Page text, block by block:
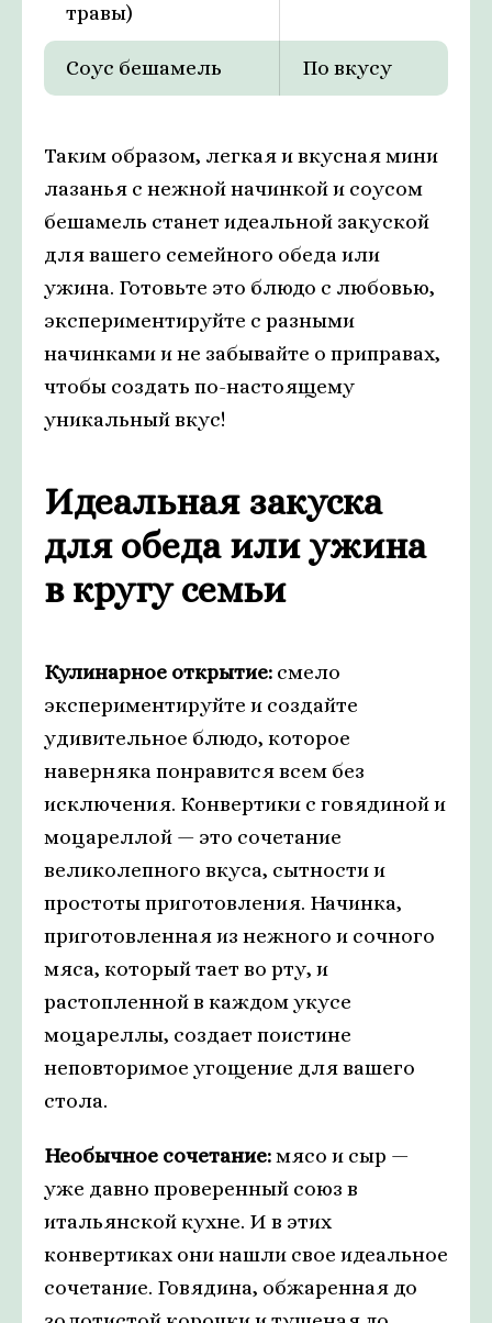
травы)
Соус бешамель По вкусу
Таким образом, легкая и вкусная мини
лазанья с нежной начинкой и соусом
бешамель станет идеальной закуской
для вашего семейного обеда или
ужина. Готовьте это блюдо с любовью,
экспериментируйте с разными
начинками и не забывайте о приправах,
чтобы создать по-настоящему
уникальный вкус!
Идеальная закуска
для обеда или ужина
в кругу семьи
Кулинарное открытие: смело
экспериментируйте и создайте
удивительное блюдо, которое
наверняка понравится всем без
исключения. Конвертики с говядиной и
моцареллой — это сочетание
великолепного вкуса, сытности и
простоты приготовления. Начинка,
приготовленная из нежного и сочного
мяса, который тает во рту, и
растопленной в каждом укусе
моцареллы, создает поистине
неповторимое угощение для вашего
стола.
Необычное сочетание:мясо и сыр —
уже давно проверенный союз в
итальянской кухне. И в этих
конвертиках они нашли свое идеальное
сочетание. Говядина, обжаренная до